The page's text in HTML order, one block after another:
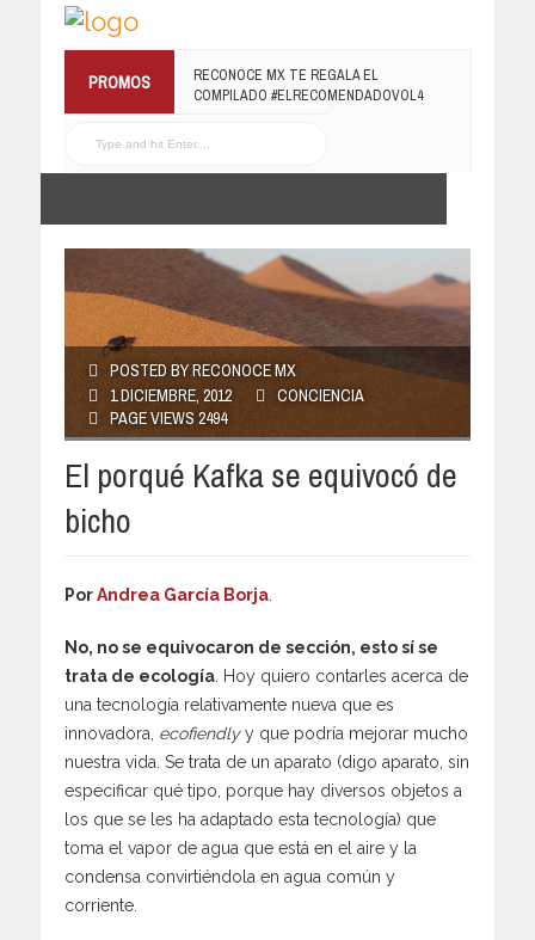
PROMOS
RECONOCE MX TE REGALA EL
COMPILADO #ELRECOMENDADOVOL4
POSTED BY RECONOCE MX
1 DICIEMBRE, 2012
CONCIENCIA
PAGE VIEWS 2494
El porqué Kafka se equivocó de
bicho
PorAndrea García Borja
No, no se equivocaron de sección, esto sí se
trata de ecología . Hoy quiero contarles acerca de
una tecnología relativamente nueva que es
innovadora, ecofiendlyy que podría mejorar mucho
nuestra vida. Se trata de un aparato (digo aparato, sin
especificar qué tipo, porque hay diversos objetos a
los que se les ha adaptado esta tecnología) que
toma el vapor de agua que está en el aire y la
condensa convirtiéndola en agua común y
corriente.